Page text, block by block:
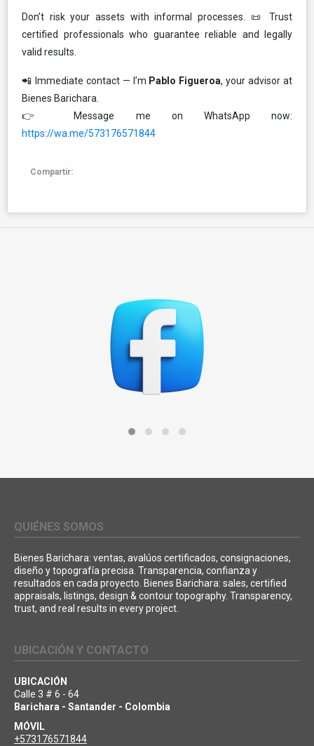
Don’t risk your assets with informal processes. 📜 Trust
certified professionals who guarantee reliable and legally
valid results.
📲 Immediate contact — I’m Pablo Figueroa, your advisor at
Bienes Barichara.
👉 Message me on WhatsApp now:
https://wa.me/573176571844
Compartir:
QUIÉNES SOMOS
Bienes Barichara: ventas, avalúos certificados, consignaciones,
diseño y topografía precisa. Transparencia, confianza y
resultados en cada proyecto. Bienes Barichara: sales, certified
appraisals, listings, design & contour topography. Transparency,
trust, and real results in every project.
UBICACIÓN Y CONTACTO
UBICACIÓN
Calle 3 # 6 - 64
Barichara - Santander - Colombia
MÓVIL
+573176571844